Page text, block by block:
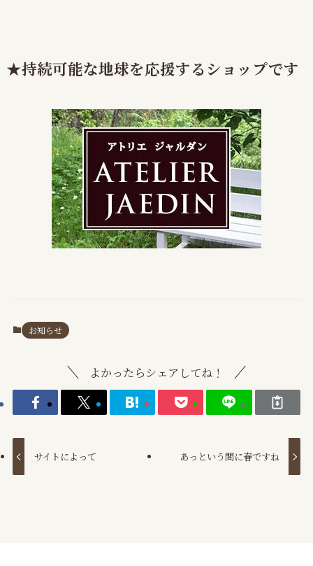
★持続可能な地球を応援するショップです
お知らせ
よかったらシェアしてね！
サイトによって あっという間に春ですね